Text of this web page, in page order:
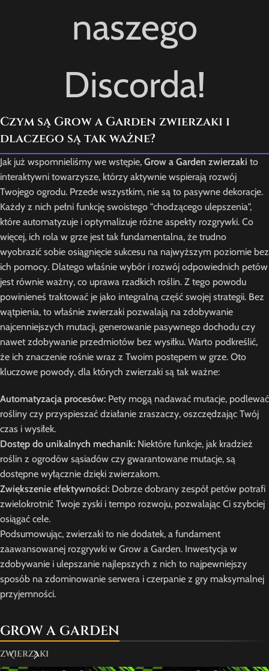
naszego
Discorda!
Czym są Grow a Garden zwierzaki i
dlaczego są tak ważne?
Jak już wspomnieliśmy we wstępie, Grow a Garden zwierzaki to
interaktywni towarzysze, którzy aktywnie wspierają rozwój
Twojego ogrodu. Przede wszystkim, nie są to pasywne dekoracje.
Każdy z nich pełni funkcję swoistego "chodzącego ulepszenia",
które automatyzuje i optymalizuje różne aspekty rozgrywki. Co
więcej, ich rola w grze jest tak fundamentalna, że trudno
wyobrazić sobie osiągnięcie sukcesu na najwyższym poziomie bez
ich pomocy. Dlatego właśnie wybór i rozwój odpowiednich petów
jest równie ważny, co uprawa rzadkich roślin. Z tego powodu
powinieneś traktować je jako integralną część swojej strategii. Bez
wątpienia, to właśnie zwierzaki pozwalają na zdobywanie
najcenniejszych mutacji, generowanie pasywnego dochodu czy
nawet zdobywanie przedmiotów bez wysiłku. Warto podkreślić,
że ich znaczenie rośnie wraz z Twoim postępem w grze. Oto
kluczowe powody, dla których zwierzaki są tak ważne:
Automatyzacja procesów: Pety mogą nadawać mutacje, podlewać
rośliny czy przyspieszać działanie zraszaczy, oszczędzając Twój
czas i wysiłek.
Dostęp do unikalnych mechanik: Niektóre funkcje, jak kradzież
roślin z ogrodów sąsiadów czy gwarantowane mutacje, są
dostępne wyłącznie dzięki zwierzakom.
Zwiększenie efektywności: Dobrze dobrany zespół petów potrafi
zwielokrotnić Twoje zyski i tempo rozwoju, pozwalając Ci szybciej
osiągać cele.
Podsumowując, zwierzaki to nie dodatek, a fundament
zaawansowanej rozgrywki w Grow a Garden. Inwestycja w
zdobywanie i ulepszanie najlepszych z nich to najpewniejszy
sposób na zdominowanie serwera i czerpanie z gry maksymalnej
przyjemności.
GROW A GARDEN
ZWIERZAKI